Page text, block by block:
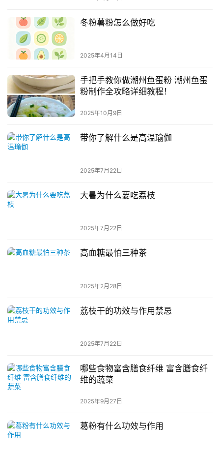
冬粉薯粉怎么做好吃
2025年4月14日
手把手教你做潮州鱼蛋粉 潮州鱼蛋
粉制作全攻略详细教程！
2025年10月9日
带你了解什么是高温瑜伽
2025年7月22日
大暑为什么要吃荔枝
2025年7月22日
高血糖最怕三种茶
2025年2月28日
荔枝干的功效与作用禁忌
2025年7月22日
哪些食物富含膳食纤维 富含膳食纤
维的蔬菜
2025年9月27日
葛粉有什么功效与作用